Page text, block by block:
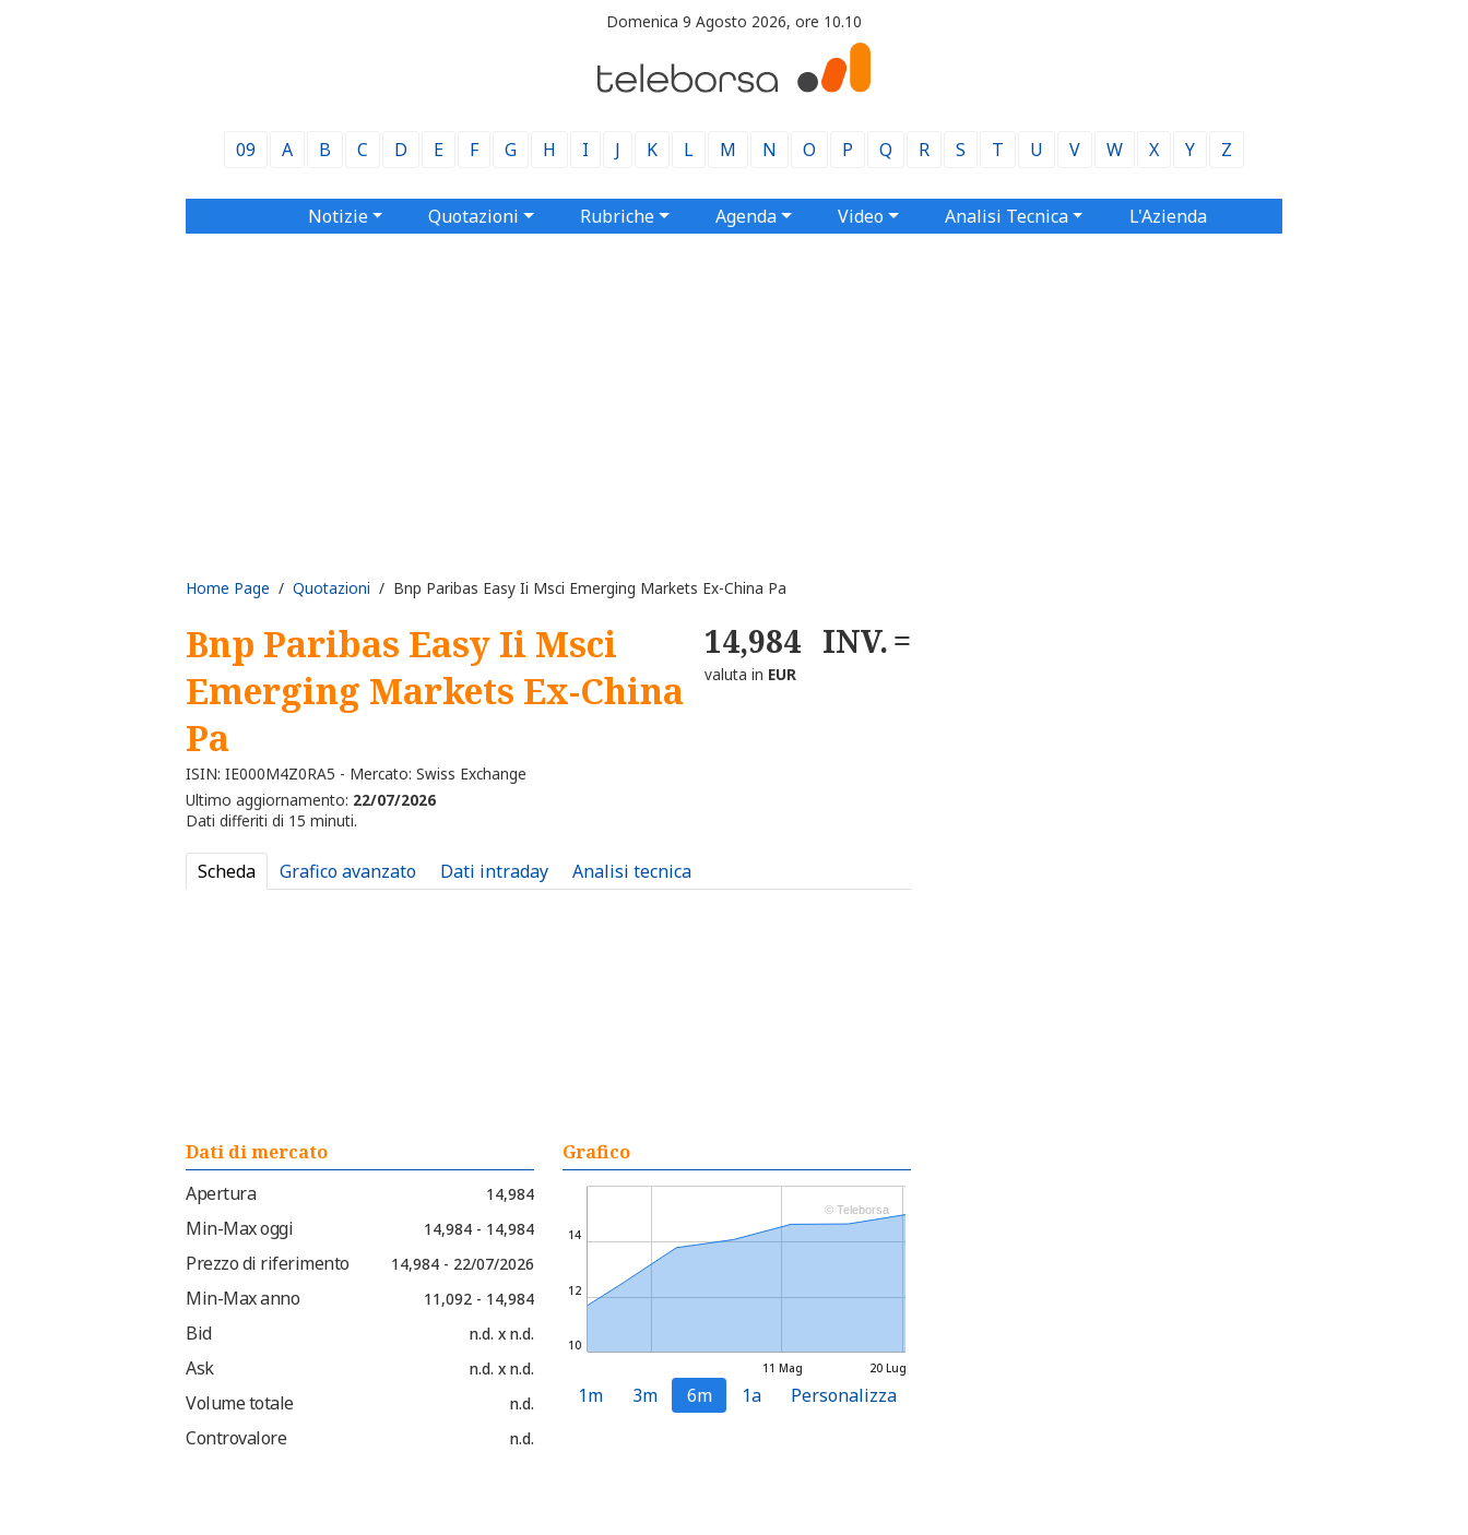
Domenica 9 Agosto 2026, ore 10.10
09 A B C D E F G H I J K L M N O P Q R S T U V W X Y Z
Notizie Quotazioni Rubriche Agenda Video Analisi Tecnica L'Azienda
Home Page / Quotazioni / Bnp Paribas Easy Ii Msci Emerging Markets Ex-China Pa
Bnp Paribas Easy Ii Msci
Emerging Markets Ex-China
Pa
ISIN: IE000M4Z0RA5 - Mercato: Swiss Exchange
14,984 INV.
valuta in EUR
Ultimo aggiornamento: 22/07/2026
Dati differiti di 15 minuti.
Scheda Grafico avanzato Dati intraday Analisi tecnica
Dati di mercato
Apertura
14,984
Min-Max oggi 14,984 - 14,984
Prezzo di riferimento 14,984 - 22/07/2026
Min-Max anno 11,092 - 14,984
Bid n.d. x n.d.
Ask n.d. x n.d.
Volume totale n.d.
Controvalore n.d.
Grafico
11 Mag 20 Lug
10
12
14
© Teleborsa
1m 3m 6m 1a Personalizza